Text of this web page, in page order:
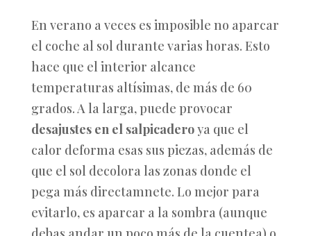
En verano a veces es imposible no aparcar
el coche al sol durante varias horas. Esto
hace que el interior alcance
temperaturas altísimas, de más de 60
grados. A la larga, puede provocar
desajustes en el salpicaderoya que el
calor deforma esas sus piezas, además de
que el sol decolora las zonas donde el
pega más directamnete. Lo mejor para
evitarlo, es aparcar a la sombra (aunque